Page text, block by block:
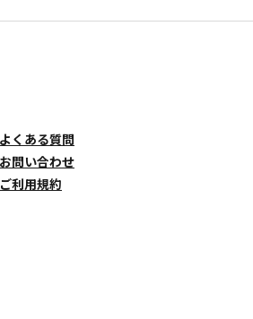
よくある質問
お問い合わせ
ご利用規約